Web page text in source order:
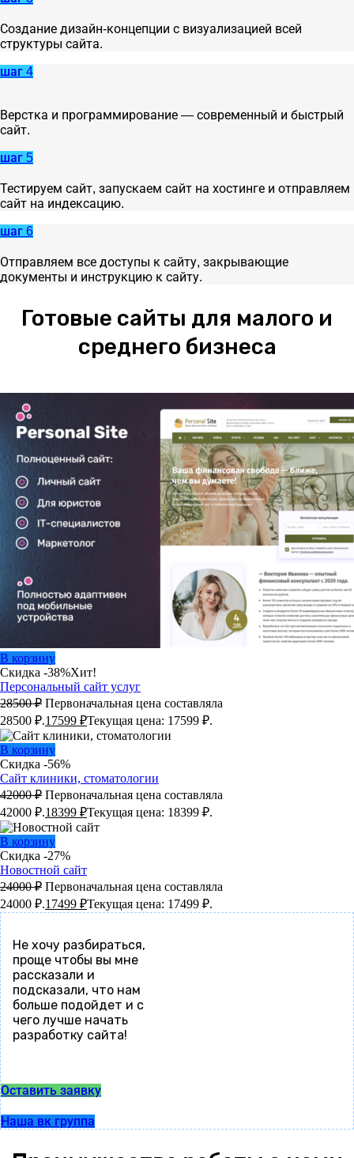
Создание дизайн-концепции с визуализацией всей
структуры сайта.
шаг 4
Верстка и программирование — современный и быстрый
сайт.
шаг 5
Тестируем сайт, запускаем сайт на хостинге и отправляем
сайт на индексацию.
шаг 6
Отправляем все доступы к сайту, закрывающие
документы и инструкцию к сайту.
Готовые сайты для малого и
среднего бизнеса
В корзину
Скидка -38%Хит!
Персональный сайт услуг
28500₽ Первоначальная цена составляла
28500 ₽.17599 ₽Текущая цена: 17599 ₽.
В корзину
Скидка -56%
Сайт клиники, стоматологии
42000₽ Первоначальная цена составляла
42000 ₽.18399 ₽Текущая цена: 18399 ₽.
В корзину
Скидка -27%
Новостной сайт
24000₽ Первоначальная цена составляла
24000 ₽.17499 ₽Текущая цена: 17499 ₽.
Не хочу разбираться,
проще чтобы вы мне
рассказали и
подсказали, что нам
больше подойдет и с
чего лучше начать
разработку сайта!
Оставить заявку
Наша вк группа